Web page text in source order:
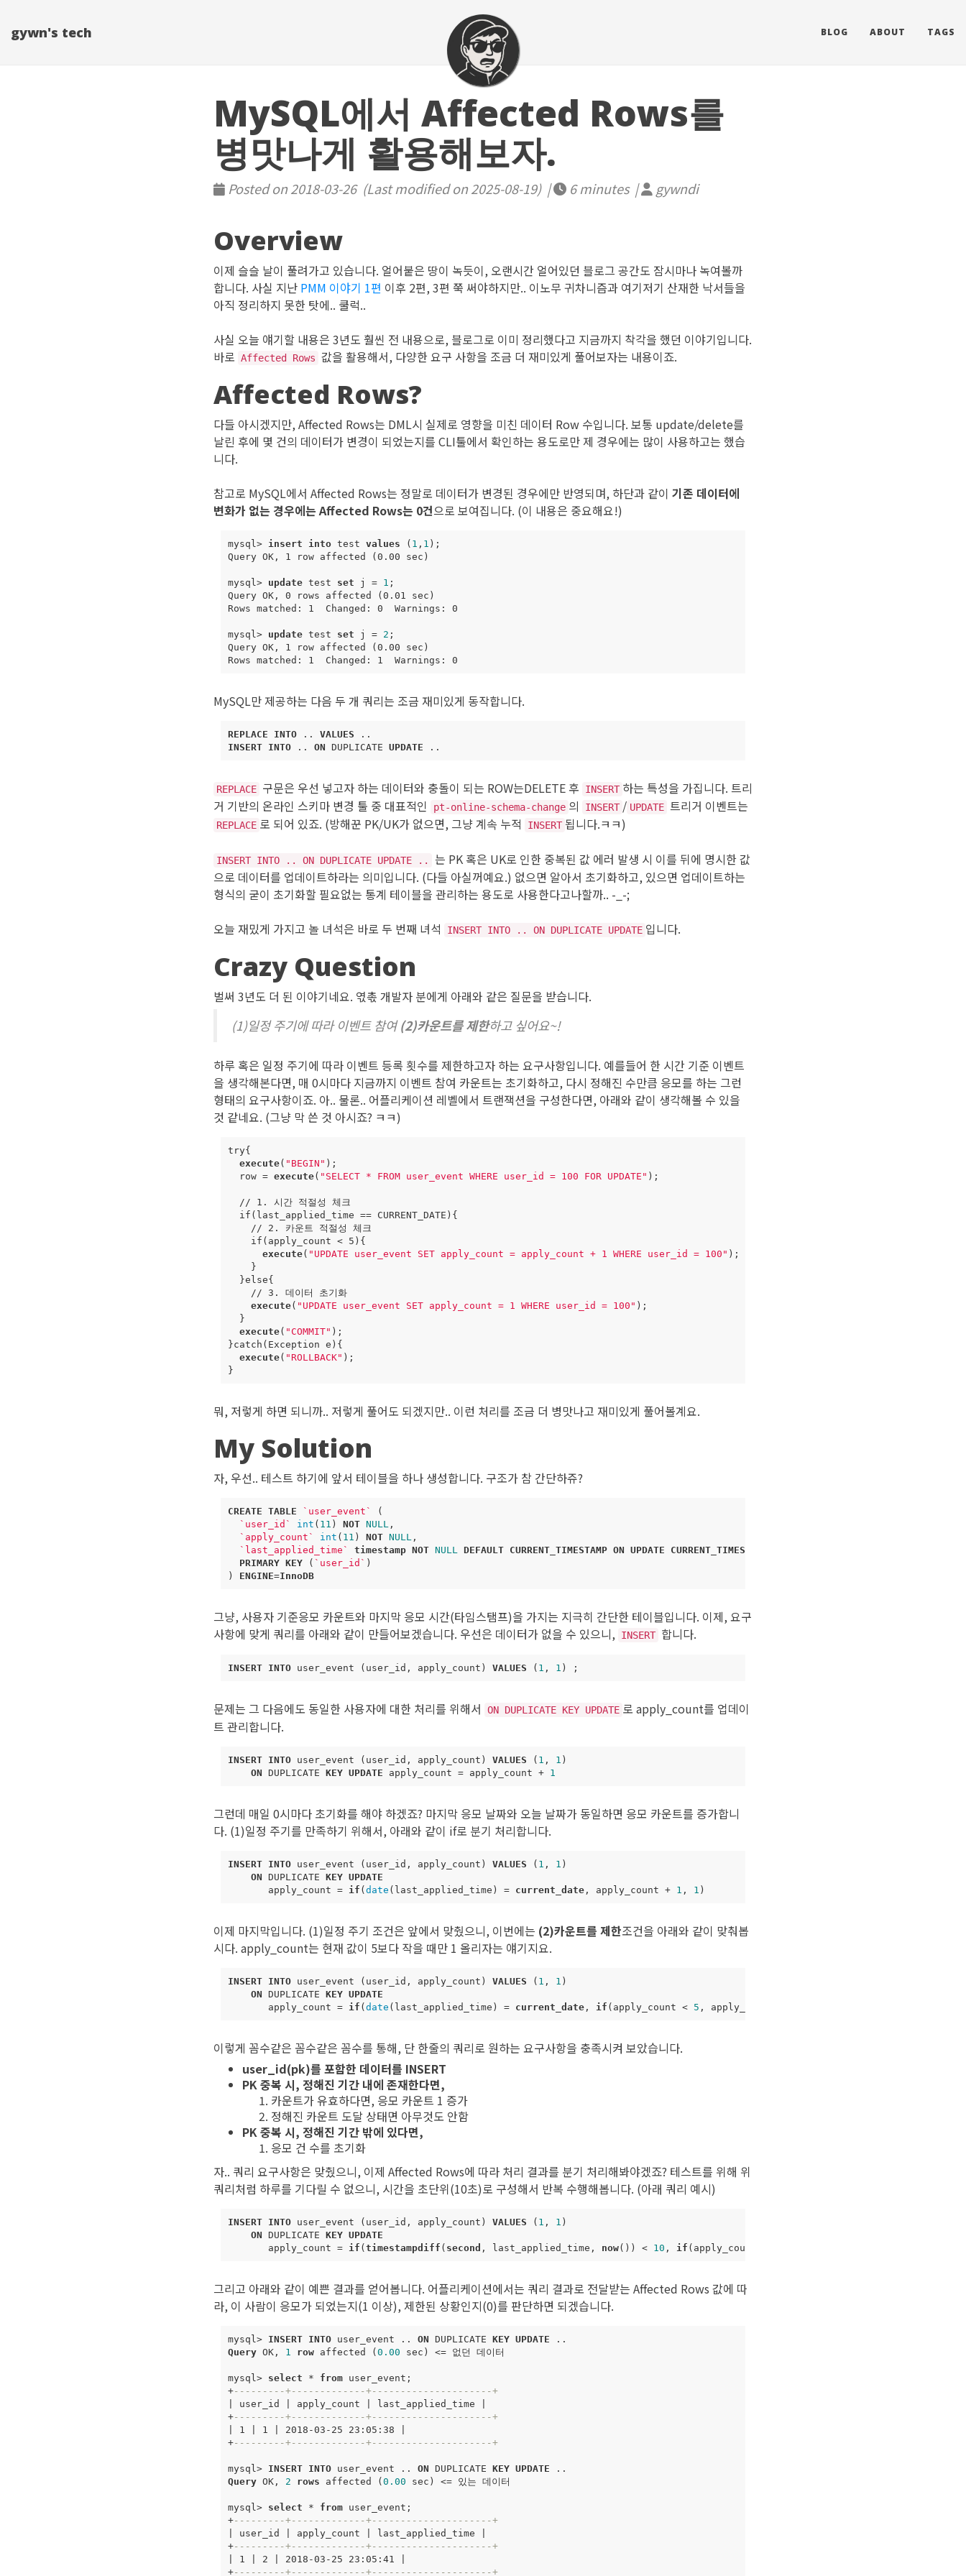
gywn's tech BLOG ABOUT TAGS
MySQL에서 Affected Rows를
병맛나게 활용해보자.
Posted on 2018-03-26 (Last modified on 2025-08-19) | 6 minutes | gywndi
Overview
이제 슬슬 날이 풀려가고 있습니다. 얼어붙은 땅이 녹듯이, 오랜시간 얼어있던 블로그 공간도 잠시마나 녹여볼까
합니다. 사실 지난 PMM 이야기 1편 이후 2편, 3편 쭉 써야하지만.. 이노무 귀차니즘과 여기저기 산재한 낙서들을
아직 정리하지 못한 탓에.. 쿨럭..
사실 오늘 얘기할 내용은 3년도 훨씬 전 내용으로, 블로그로 이미 정리했다고 지금까지 착각을 했던 이야기입니다.
바로 Affected Rows 값을 활용해서, 다양한 요구 사항을 조금 더 재미있게 풀어보자는 내용이죠.
Affected Rows?
다들 아시겠지만, Affected Rows는 DML시 실제로 영향을 미친 데이터 Row 수입니다. 보통 update/delete를
날린 후에 몇 건의 데이터가 변경이 되었는지를 CLI툴에서 확인하는 용도로만 제 경우에는 많이 사용하고는 했습
니다.
참고로 MySQL에서 Affected Rows는 정말로 데이터가 변경된 경우에만 반영되며, 하단과 같이 기존 데이터에
변화가 없는 경우에는 Affected Rows는 0건으로 보여집니다. (이 내용은 중요해요!)
mysql > insert into test values ( 1 , 1 );
Query OK, 1 row affected (0 . 00 sec )
mysql > update test set j = 1 ;
Query OK, 0 rows affected (0 . 01 sec )
Rows matched : 1 Changed : 0 Warnings : 0
mysql > update test set j = 2 ;
Query OK, 1 row affected (0 . 00 sec )
Rows matched : 1 Changed : 1 Warnings : 0
MySQL만 제공하는 다음 두 개 쿼리는 조금 재미있게 동작합니다.
REPLACE INTO .. VALUES
..
INSERT
INTO .. ON DUPLICATE UPDATE ..
REPLACE 구문은 우선 넣고자 하는 데이터와 충돌이 되는 ROW는DELETE 후 INSERT 하는 특성을 가집니다. 트리
거 기반의 온라인 스키마 변경 툴 중 대표적인
pt-online-schema-change 의 INSERT / UPDATE 트리거 이벤트는
REPLACE 로 되어 있죠. (방해꾼 PK/UK가 없으면, 그냥 계속 누적 INSERT 됩니다.ㅋㅋ)
INSERT INTO .. ON DUPLICATE UPDATE ..
는 PK 혹은 UK로 인한 중복된 값 에러 발생 시 이를 뒤에 명시한 값
으로 데이터를 업데이트하라는 의미입니다. (다들 아실꺼예요.) 없으면 알아서 초기화하고, 있으면 업데이트하는
형식의 굳이 초기화할 필요없는 통계 테이블을 관리하는 용도로 사용한다고나할까.. -_-;
오늘 재밌게 가지고 놀 녀석은 바로 두 번째 녀석
INSERT INTO .. ON DUPLICATE UPDATE 입니다.
Crazy Question
벌써 3년도 더 된 이야기네요. 엯촋 개발자 분에게 아래와 같은 질문을 받습니다.
(1)일정 주기에 따라 이벤트 참여(2)카운트를 제한하고 싶어요~!
하루 혹은 일정 주기에 따라 이벤트 등록 횟수를 제한하고자 하는 요구사항입니다. 예를들어 한 시간 기준 이벤트
을 생각해본다면, 매 0시마다 지금까지 이벤트 참여 카운트는 초기화하고, 다시 정해진 수만큼 응모를 하는 그런
형태의 요구사항이죠. 아.. 물론.. 어플리케이션 레벨에서 트랜잭션을 구성한다면, 아래와 같이 생각해볼 수 있을
것 같네요. (그냥 막 쓴 것 아시죠? ㅋㅋ)
try{
execute( "BEGIN" );
row = execute( "SELECT * FROM user_event WHERE user_id = 100 FOR UPDATE" );
// 1 . 시간 적절성
체크
if ( last_applied_time == CURRENT_DATE ) {
//
2 . 카운트 적절성
체크
if ( apply_count < 5 ) {
execute( "UPDATE user_event SET apply_count = apply_count + 1 WHERE user_id = 100" );
}
}else{
// 3 . 데이터
초기화
execute( "UPDATE user_event SET apply_count = 1 WHERE user_id = 100" );
}
execute( "COMMIT" );
}catch ( Exception e ) {
execute( "ROLLBACK" );
}
뭐, 저렇게 하면 되니까.. 저렇게 풀어도 되겠지만.. 이런 처리를 조금 더 병맛나고 재미있게 풀어볼계요.
My Solution
자, 우선.. 테스트 하기에 앞서 테이블을 하나 생성합니다. 구조가 참 간단하쥬?
CREATE TABLE ` user_event `
(
` user_id ` int ( 11 ) NOT NULL ,
` apply_count ` int ( 11 ) NOT NULL ,
` last_applied_time ` timestamp NOT NULL DEFAULT CURRENT_TIMESTAMP ON UPDATE CURRENT_TIMESTAMP
PRIMARY KEY ( ` user_id ` )
)
ENGINE=InnoDB
그냥, 사용자 기준응모 카운트와 마지막 응모 시간(타임스탬프)을 가지는 지극히 간단한 테이블입니다. 이제, 요구
사항에 맞게 쿼리를 아래와 같이 만들어보겠습니다. 우선은 데이터가 없을 수 있으니,
INSERT 합니다.
INSERT INTO user_event ( user_id , apply_count ) VALUES ( 1 , 1 ) ;
문제는 그 다음에도 동일한 사용자에 대한 처리를 위해서 ON DUPLICATE KEY UPDATE 로 apply_count를 업데이
트 관리합니다.
INSERT INTO user_event ( user_id , apply_count ) VALUES ( 1 , 1 )
ON DUPLICATE KEY UPDATE apply_count = apply_count + 1
그런데 매일 0시마다 초기화를 해야 하겠죠? 마지막 응모 날짜와 오늘 날짜가 동일하면 응모 카운트를 증가합니
다. (1)일정 주기를 만족하기 위해서, 아래와 같이 if로 분기 처리합니다.
INSERT INTO user_event ( user_id , apply_count ) VALUES ( 1 , 1 )
ON DUPLICATE KEY UPDATE
apply_count = if (date ( last_applied_time ) = current_date, apply_count + 1 , 1 )
이제 마지막입니다. (1)일정 주기 조건은 앞에서 맞췄으니, 이번에는 (2)카운트를 제한조건을 아래와 같이 맞춰봅
시다. apply_count는 현재 값이 5보다 작을 때만 1 올리자는 얘기지요.
INSERT INTO user_event ( user_id , apply_count ) VALUES ( 1 , 1 )
ON DUPLICATE KEY UPDATE
apply_count = if (date ( last_applied_time ) = current_date, if ( apply_count < 5 , apply_count
이렇게 꼼수같은 꼼수같은 꼼수를 통해, 단 한줄의 쿼리로 원하는 요구사항을 충족시켜 보았습니다.
user_id(pk)를 포함한 데이터를 INSERT
PK 중복 시, 정해진 기간 내에 존재한다면,
카운트가 유효하다면, 응모 카운트 1 증가
정해진 카운트 도달 상태면 아무것도 안함
PK 중복 시, 정해진 기간 밖에 있다면,
응모 건 수를 초기화
자.. 쿼리 요구사항은 맞췄으니, 이제 Affected Rows에 따라 처리 결과를 분기 처리해봐야겠죠? 테스트를 위해 위
쿼리처럼 하루를 기다릴 수 없으니, 시간을 초단위(10초)로 구성해서 반복 수행해봅니다. (아래 쿼리 예시)
INSERT INTO user_event ( user_id , apply_count ) VALUES ( 1 , 1 )
ON DUPLICATE KEY UPDATE
apply_count = if (timestampdiff ( second , last_applied_time , now()) < 10 , if ( apply_count
그리고 아래와 같이 예쁜 결과를 얻어봅니다. 어플리케이션에서는 쿼리 결과로 전달받는 Affected Rows 값에 따
라, 이 사람이 응모가 되었는지(1 이상), 제한된 상황인지(0)를 판단하면 되겠습니다.
mysql > INSERT INTO user_event .. ON DUPLICATE KEY UPDATE
..
Query OK, 1 row affected (0 . 00 sec ) <= 없던 데이터
mysql > select * from user_event ;
+---------+-------------+---------------------+
user_id apply_count last_applied_time
+---------+-------------+---------------------+
1 1 2018 -03 - 25 23 : 05 : 38
+---------+-------------+---------------------+
mysql > INSERT INTO user_event .. ON DUPLICATE KEY UPDATE
..
Query OK, 2 rows affected (0 . 00 sec ) <= 있는 데이터
mysql > select * from user_event ;
+---------+-------------+---------------------+
user_id apply_count last_applied_time
+---------+-------------+---------------------+
1 2 2018 -03 - 25 23 : 05 : 41
+---------+-------------+---------------------+